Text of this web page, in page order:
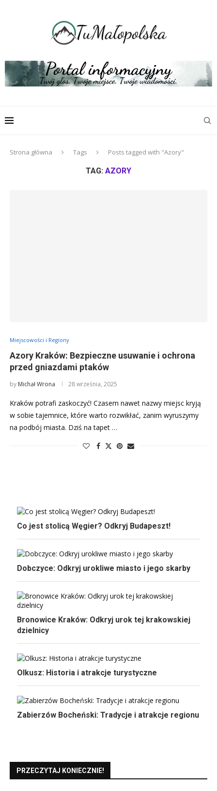
Strona główna Tags Posts tagged with "Azory"
TAG: AZORY
Miejscowości i Regiony
Azory Kraków: Bezpieczne usuwanie i ochrona
przed gniazdami ptaków
by Michał Wrona 28 września, 2025
Kraków potrafi zaskoczyć! Czasem nawet nazwy miejsc kryją
w sobie tajemnice, które warto rozwikłać, zanim wyruszymy
na podbój miasta. Dziś na tapet …
Co jest stolicą Węgier? Odkryj Budapeszt!
Dobczyce: Odkryj urokliwe miasto i jego skarby
Bronowice Kraków: Odkryj urok tej krakowskiej
dzielnicy
Olkusz: Historia i atrakcje turystyczne
Zabierzów Bocheński: Tradycje i atrakcje regionu
PRZECZYTAJ KONIECZNIE!